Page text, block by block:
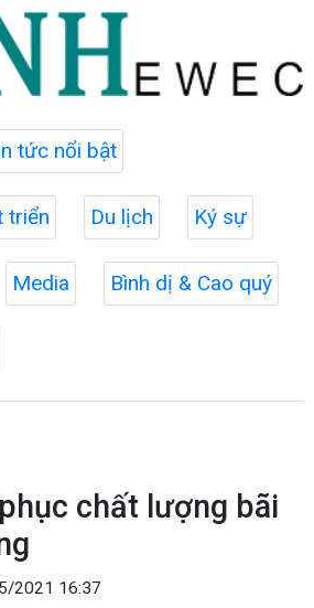
tức nổi bật
triển Du lịch Ký sự
Media Bình dị & Cao quý
chất lượng bãi
2021 16:37